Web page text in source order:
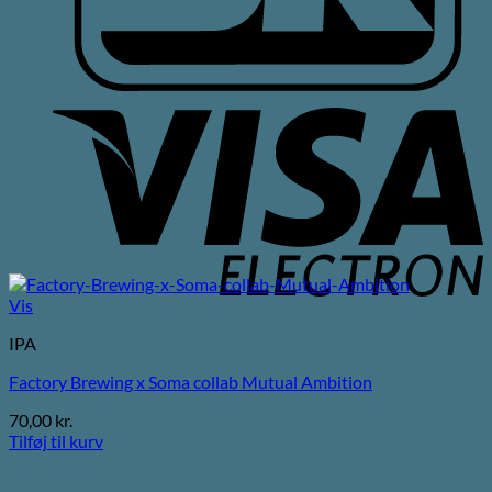
Vis
IPA
Factory Brewing x Soma collab Mutual Ambition
70,00 kr.
Tilføj til kurv